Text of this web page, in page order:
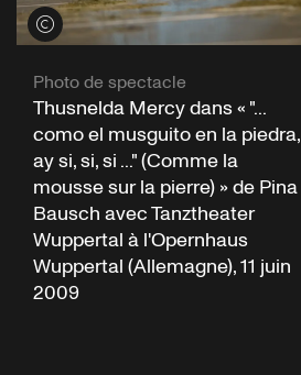
Voir les crédits
Photo de spectacle
Thusnelda Mercy dans « "...
como el musguito en la piedra,
ay si, si, si ..." (Comme la
mousse sur la pierre) » de Pina
Bausch avec Tanztheater
Wuppertal à l'Opernhaus
Wuppertal (Allemagne), 11 juin
2009